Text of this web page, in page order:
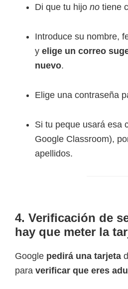
Di que tu hijo no tiene
Introduce su nombre,
y elige un correo
nuevo.
Elige una contraseña
Si tu peque usará esa
Google Classroom),
apellidos.
4. Verificación de
hay que meter la
Google pedirá una tarjeta
para verificar que eres